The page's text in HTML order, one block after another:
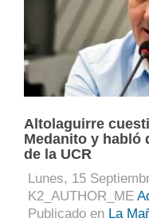
Altolaguirre
Medanito y habló
de la UCR
Lunes, 15
K2_AUTHOR_ME
Publicado en La